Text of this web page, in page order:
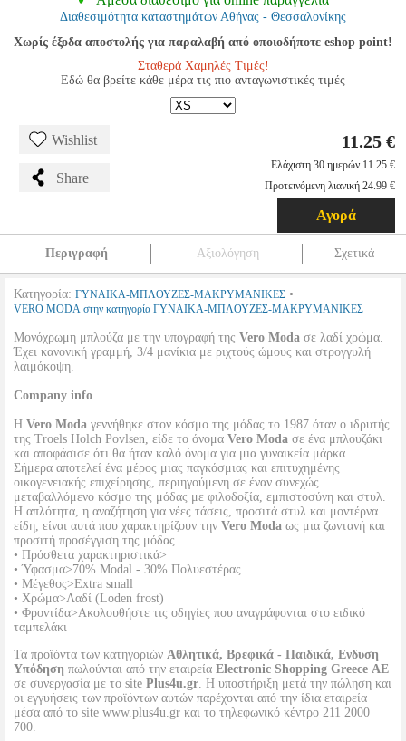
Διαθεσιμότητα καταστημάτων Αθήνας - Θεσσαλονίκης
Χωρίς έξοδα αποστολής για παραλαβή από οποιοδήποτε eshop point!
Σταθερά Χαμηλές Τιμές!
Εδώ θα βρείτε κάθε μέρα τις πιο ανταγωνιστικές τιμές
Wishlist
Share
11.25 €
Ελάχιστη 30 ημερών 11.25 €
Προτεινόμενη λιανική 24.99 €
Αγορά
Περιγραφή Αξιολόγηση Σχετικά
Κατηγορία: ΓΥΝΑΙΚΑ-ΜΠΛΟΥΖΕΣ-ΜΑΚΡΥΜΑΝΙΚΕΣ •
VERO MODA στην κατηγορία ΓΥΝΑΙΚΑ-ΜΠΛΟΥΖΕΣ-ΜΑΚΡΥΜΑΝΙΚΕΣ
Μονόχρωμη μπλούζα με την υπογραφή της Vero Moda σε λαδί χρώμα.
Έχει κανονική γραμμή, 3/4 μανίκια με ριχτούς ώμους και στρογγυλή
λαιμόκοψη.
Company info
Η Vero Moda γεννήθηκε στον κόσμο της μόδας το 1987 όταν ο ιδρυτής
της Troels Holch Povlsen, είδε το όνομα Vero Moda σε ένα μπλουζάκι
και αποφάσισε ότι θα ήταν καλό όνομα για μια γυναικεία μάρκα.
Σήμερα αποτελεί ένα μέρος μιας παγκόσμιας και επιτυχημένης
οικογενειακής επιχείρησης, περιηγούμενη σε έναν συνεχώς
μεταβαλλόμενο κόσμο της μόδας με φιλοδοξία, εμπιστοσύνη και στυλ.
Η απλότητα, η αναζήτηση για νέες τάσεις, προσιτά στυλ και μοντέρνα
είδη, είναι αυτά που χαρακτηρίζουν την Vero Moda ως μια ζωντανή και
προσιτή προσέγγιση της μόδας.
• Πρόσθετα χαρακτηριστικά>
• Ύφασμα>70% Modal - 30% Πολυεστέρας
• Μέγεθος>Extra small
• Χρώμα>Λαδί (Loden frost)
• Φροντίδα>Ακολουθήστε τις οδηγίες που αναγράφονται στο ειδικό
ταμπελάκι
Τα προϊόντα των κατηγοριών Αθλητικά, Βρεφικά - Παιδικά, Ενδυση
Υπόδηση πωλούνται από την εταιρεία Electronic Shopping Greece ΑΕ
σε συνεργασία με το site Plus4u.gr. Η υποστήριξη μετά την πώληση και
οι εγγυήσεις των προϊόντων αυτών παρέχονται από την ίδια εταιρεία
μέσα από το site www.plus4u.gr και το τηλεφωνικό κέντρο 211 2000
700.